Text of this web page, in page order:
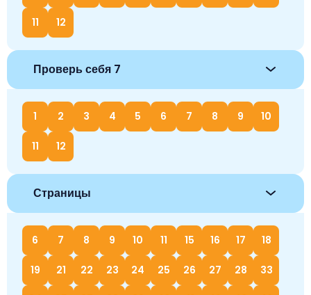
11 12
Проверь себя 7
1 2 3 4 5 6 7 8 9 10
11 12
Страницы
6 7 8 9 10 11 15 16 17 18
19 21 22 23 24 25 26 27 28 33